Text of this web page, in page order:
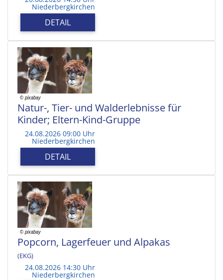
Niederbergkirchen
DETAIL
Natur-, Tier- und Walderlebnisse für
Kinder; Eltern-Kind-Gruppe
24.08.2026 09:00 Uhr
Niederbergkirchen
DETAIL
Popcorn, Lagerfeuer und Alpakas
(EKG)
24.08.2026 14:30 Uhr
Niederbergkirchen